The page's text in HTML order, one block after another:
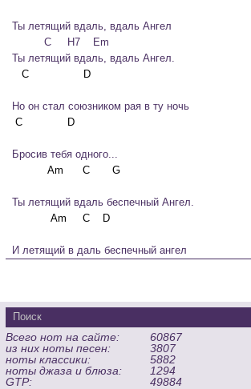
  Ты летящий вдаль, вдаль Ангел
            C     Н7    Em
  Ты летящий вдаль, вдаль Ангел.
  Но он стал союзником рая в ту ночь
  Бросив тебя одного...
  Ты летящий вдаль беспечный Ангел.
  И летящий в даль беспечный ангел
Всего нот на сайте:
60867
из них ноты песен:
3807
ноты классики:
5882
ноты джаза и блюза:
1294
GTP:
49884